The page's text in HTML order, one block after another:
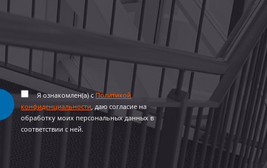
Я ознакомлен(а) с Политикой
конфиденциальности , даю согласие на
обработку моих персональных данных в
соответствии с ней.